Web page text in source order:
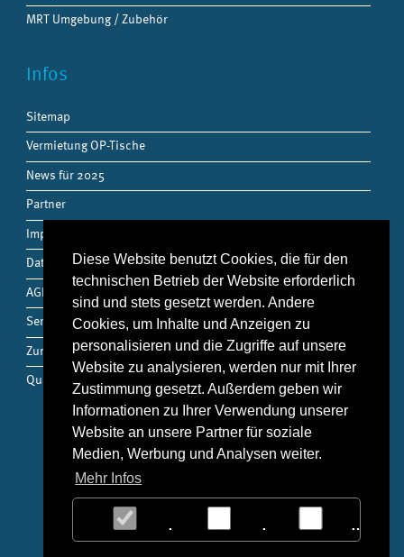
Diese Website benutzt Cookies, die für den
technischen Betrieb der Website erforderlich
sind und stets gesetzt werden. Andere
Cookies, um Inhalte und Anzeigen zu
personalisieren und die Zugriffe auf unsere
Website zu analysieren, werden nur mit Ihrer
Zustimmung gesetzt. Außerdem geben wir
Informationen zu Ihrer Verwendung unserer
Website an unsere Partner für soziale
Medien, Werbung und Analysen weiter.
Mehr Infos
Notwendig Statistiken
MRT Umgebung / Zubehör
Infos
Sitemap
Vermietung OP-Tische
News für 2025
Partner
Impressum
Datenschutz
AGB
Service
Zum Shop
Qualitätsmanagement
Kontakt
Hohlweg 24
23617
Stockelsdorf
Tel:0451 49 94 256